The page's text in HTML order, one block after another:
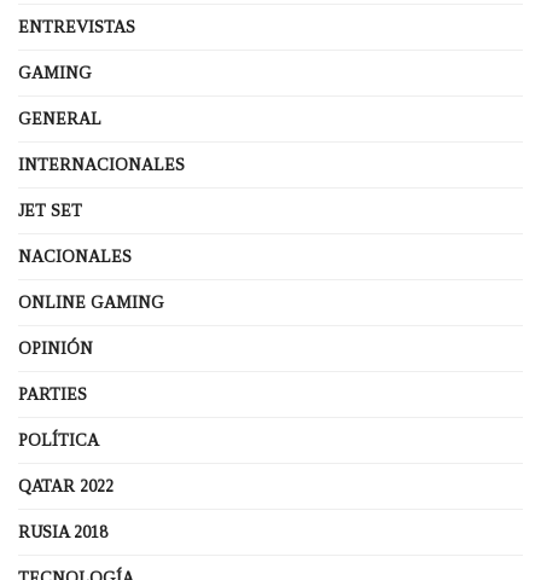
ENTREVISTAS
GAMING
GENERAL
INTERNACIONALES
JET SET
NACIONALES
ONLINE GAMING
OPINIÓN
PARTIES
POLÍTICA
QATAR 2022
RUSIA 2018